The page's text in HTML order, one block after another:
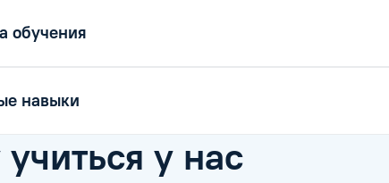
обучения
навыки
у нас